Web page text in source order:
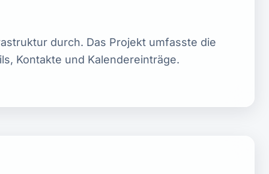
durch. Das Projekt umfasste die
Kontakte und Kalendereinträge.